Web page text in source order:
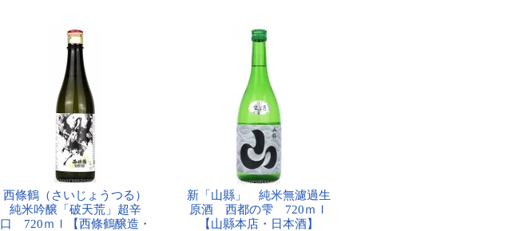
西條鶴（さいじょうつる）
純米吟醸「破天荒」超辛
口 720ｍｌ【西條鶴醸造・
新「山縣」 純米無濾過生
原酒 西都の雫 720ｍｌ
【山縣本店・日本酒】